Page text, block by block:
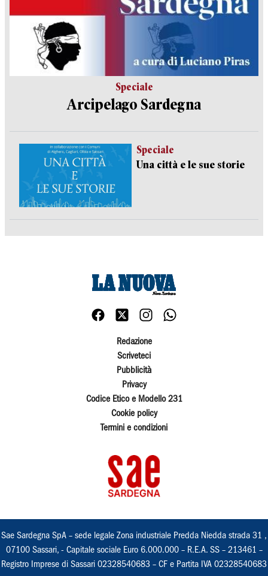
Speciale
Arcipelago Sardegna
Speciale
Una città e le sue storie
Redazione
Scriveteci
Pubblicità
Privacy
Codice Etico e Modello 231
Cookie policy
Termini e condizioni
Sae Sardegna SpA – sede legale Zona industriale Predda Niedda strada 31 ,
07100 Sassari, - Capitale sociale Euro 6.000.000 – R.E.A. SS – 213461 –
Registro Imprese di Sassari 02328540683 – CF e Partita IVA 02328540683